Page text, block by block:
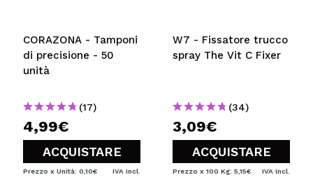
CORAZONA - Tamponi
di precisione - 50
unità
(17)
4,99€
ACQUISTARE
Prezzo x Unità: 0,10€ IVA Incl.
W7 - Fissatore trucco
spray The Vit C Fixer
(34)
3,09€
ACQUISTARE
Prezzo x 100 Kg: 5,15€ IVA Incl.